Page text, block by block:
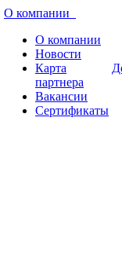
О компании
О компании
Новости
Карта
партнера
Вакансии
Сертификаты